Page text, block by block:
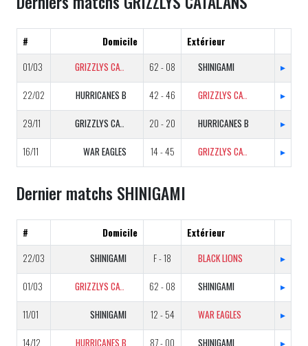
# Domicile
Extérieur
01/03
GRIZZLYS CATALANS B 62 - 08 SHINIGAMI ▸
22/02 HURRICANES B 42 - 46 GRIZZLYS CATALANS B ▸
29/11 GRIZZLYS CATALANS B 20 - 20 HURRICANES B ▸
16/11 WAR EAGLES 14 - 45 GRIZZLYS CATALANS B ▸
Dernier matchs SHINIGAMI
# Domicile
Extérieur
22/03
SHINIGAMI F - 18 BLACK LIONS ▸
01/03 GRIZZLYS CATALANS B 62 - 08 SHINIGAMI ▸
11/01 SHINIGAMI 12 - 54 WAR EAGLES ▸
14/12 HURRICANES B 87 - 00 SHINIGAMI ▸